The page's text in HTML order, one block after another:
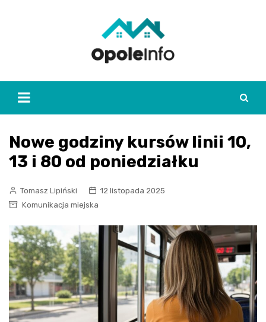
Nowe godziny kursów linii 10,
13 i 80 od poniedziałku
Tomasz Lipiński
12 listopada 2025
Komunikacja miejska